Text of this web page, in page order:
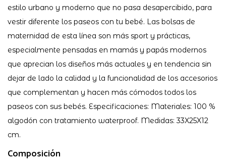
estilo urbano y moderno que no pasa desapercibido, para
vestir diferente los paseos con tu bebé. Las bolsas de
maternidad de esta línea son más sport y prácticas,
especialmente pensadas en mamás y papás modernos
que aprecian los diseños más actuales y en tendencia sin
dejar de lado la calidad y la funcionalidad de los accesorios
que complementan y hacen más cómodos todos los
paseos con sus bebés. Especificaciones: Materiales: 100 %
algodón con tratamiento waterproof. Medidas: 33X25X12
cm.
Composición